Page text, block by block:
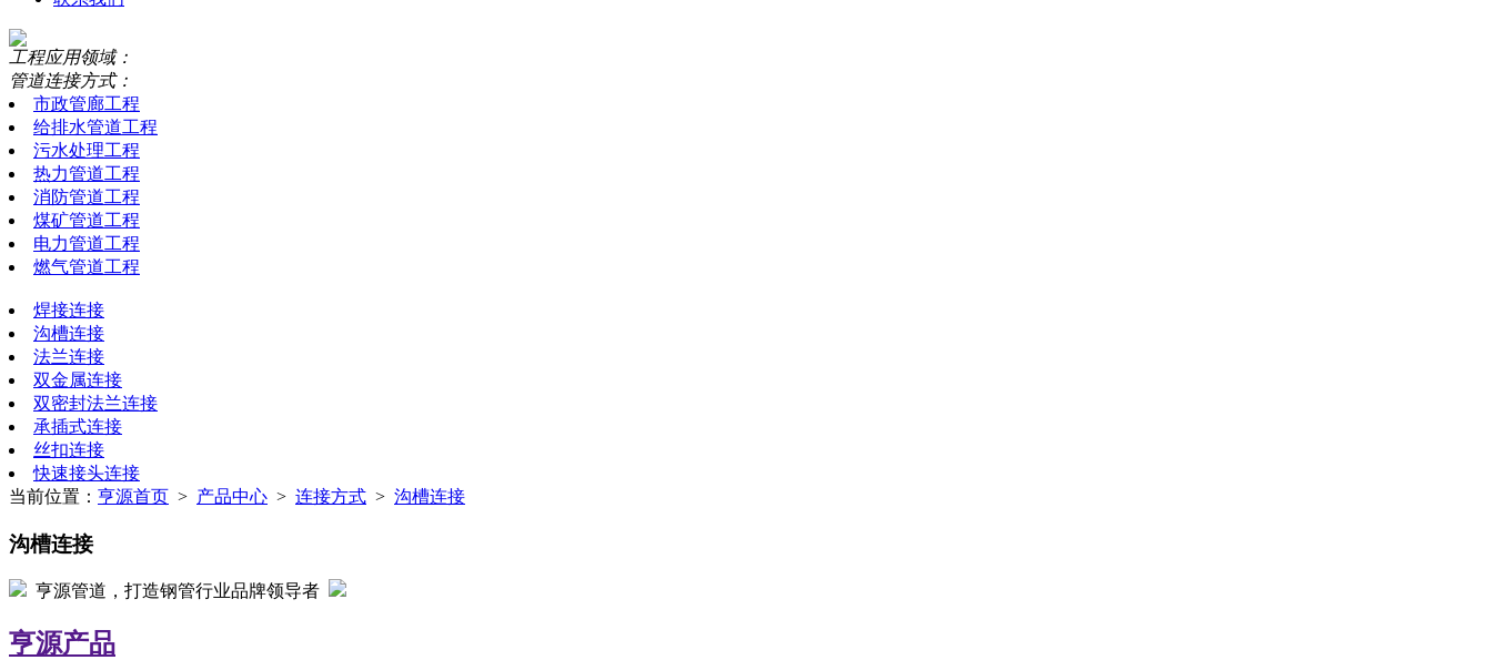
工程应用领域：
管道连接方式：
市政管廊工程
给排水管道工程
污水处理工程
热力管道工程
消防管道工程
煤矿管道工程
电力管道工程
燃气管道工程
焊接连接
沟槽连接
法兰连接
双金属连接
双密封法兰连接
承插式连接
丝扣连接
快速接头连接
当前位置： 亨源首页 > 产品中心 > 连接方式 > 沟槽连接
沟槽连接
亨源管道，打造钢管行业品牌领导者
亨源产品